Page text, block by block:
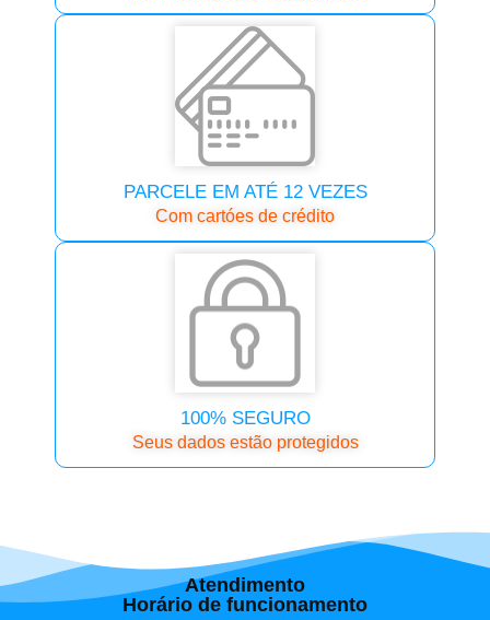
PARCELE EM ATÉ 12 VEZES
Com cartóes de crédito
100% SEGURO
Seus dados estão protegidos
Atendimento
Horário de funcionamento